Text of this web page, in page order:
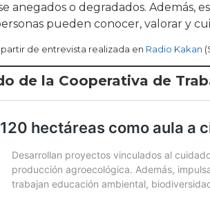
anegados o degradados. Además,
pueden conocer, valorar y
de entrevista realizada en Radio Kakan
de la Cooperativa de